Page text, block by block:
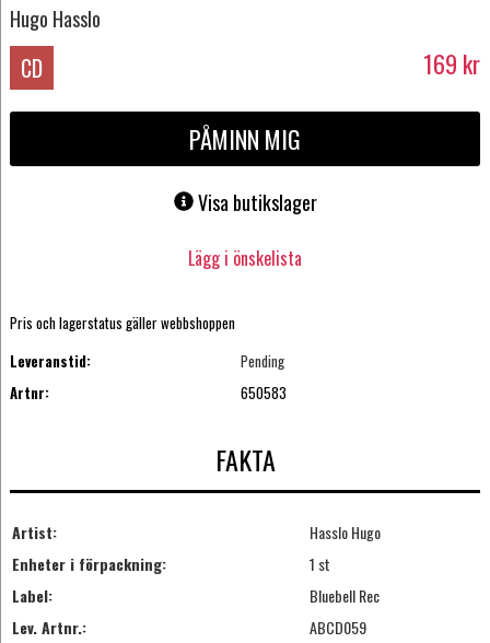
Hugo Hasslo
CD 169 kr
PÅMINN MIG
Visa butikslager
Lägg i önskelista
Pris och lagerstatus gäller webbshoppen
Leveranstid:
Pending
Artnr:
650583
FAKTA
Artist:
Hasslo Hugo
Enheter i förpackning:
1 st
Label:
Bluebell Rec
Lev. Artnr.:
ABCD059